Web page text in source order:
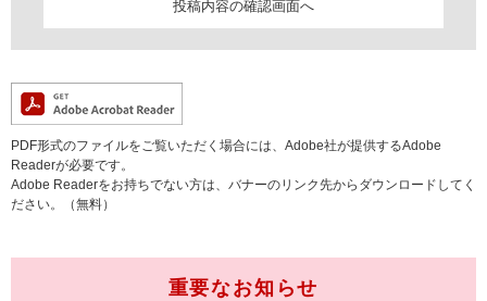
PDF形式のファイルをご覧いただく場合には、Adobe社が提供するAdobe
Readerが必要です。
Adobe Readerをお持ちでない方は、バナーのリンク先からダウンロードしてく
ださい。（無料）
重要なお知らせ